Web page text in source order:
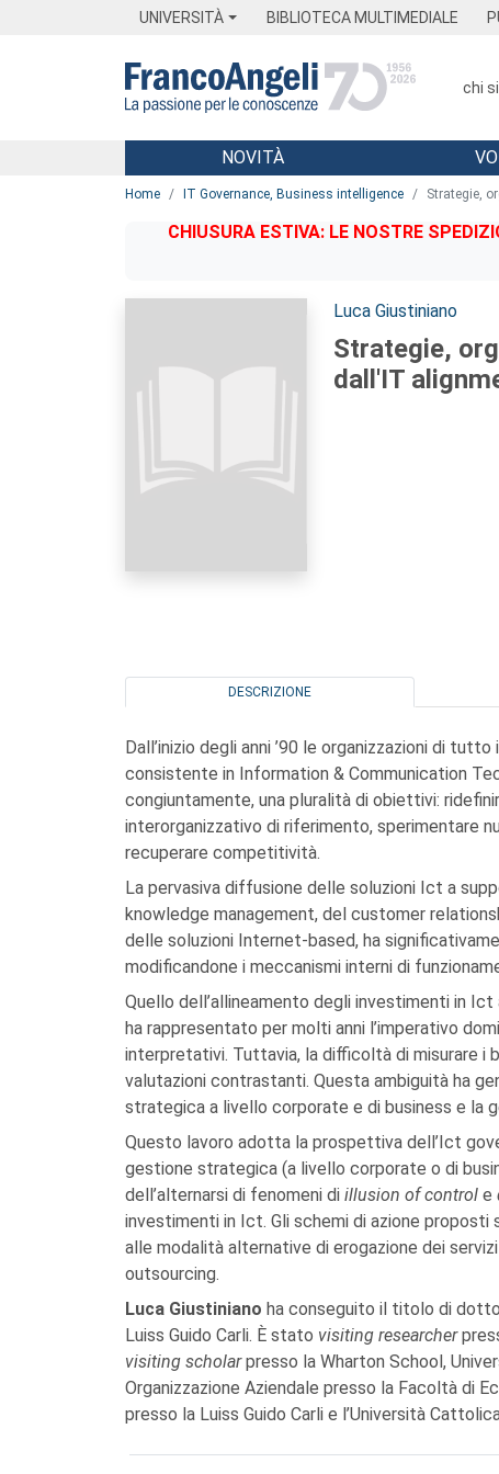
UNIVERSITÀ BIBLIOTECA MULTIMEDIALE
chi
Menu
NOVITÀ
Home IT Governance, Business intelligence Strategie,
CHIUSURA ESTIVA: LE NOSTRE
Autori:
Luca Giustiniano
Strategie,
dall'IT
DESCRIZIONE
Dall’inizio degli anni ’90 le organizzazioni di
consistente in Information & Communication
congiuntamente, una pluralità di obiettivi:
interorganizzativo di riferimento, sperimentare
recuperare competitività.
La pervasiva diffusione delle soluzioni Ict a
knowledge management, del customer
delle soluzioni Internet-based, ha
modificandone i meccanismi interni di
Quello dell’allineamento degli investimenti in
ha rappresentato per molti anni l’imperativo
interpretativi. Tuttavia, la difficoltà di misurare i
valutazioni contrastanti. Questa ambiguità ha
strategica a livello corporate e di business e la
Questo lavoro adotta la prospettiva dell’Ict
gestione strategica (a livello corporate o di
dell’alternarsi di fenomeni di illusion of control e
investimenti in Ict. Gli schemi di azione
alle modalità alternative di erogazione dei
outsourcing.
Luca Giustiniano ha conseguito il titolo di
Luiss Guido Carli. È stato visiting researcher
visiting scholarpresso la Wharton School,
Organizzazione Aziendale presso la Facoltà di
presso la Luiss Guido Carli e l’Università